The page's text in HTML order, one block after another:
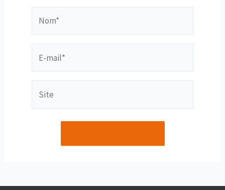
mail*